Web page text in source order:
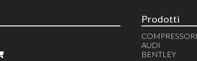
Prodotti
COMPRESSORI
AUDI
BENTLEY